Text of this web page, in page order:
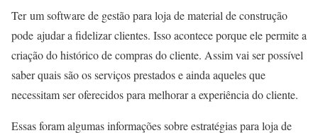
Ter um software de gestão para loja de material de construção
pode ajudar a fidelizar clientes. Isso acontece porque ele permite a
criação do histórico de compras do cliente. Assim vai ser possível
saber quais são os serviços prestados e ainda aqueles que
necessitam ser oferecidos para melhorar a experiência do cliente.
Essas foram algumas informações sobre estratégias para loja de